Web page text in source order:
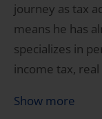
journey as tax
means he has
specializes in
income tax,
Show more